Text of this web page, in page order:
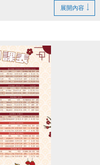
無折扣），臨櫃享95折
萬別錯過！
程
展開內容